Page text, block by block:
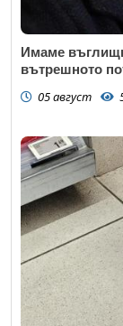
Имаме
вътрешното
05 август